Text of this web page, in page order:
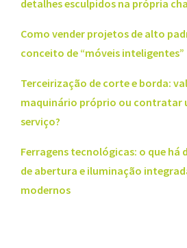
detalhes esculpidos na própria
Como vender projetos de alto
conceito de “móveis inteligentes”
Terceirização de corte e borda:
maquinário próprio ou contratar
serviço?
Ferragens tecnológicas: o que há
de abertura e iluminação
modernos